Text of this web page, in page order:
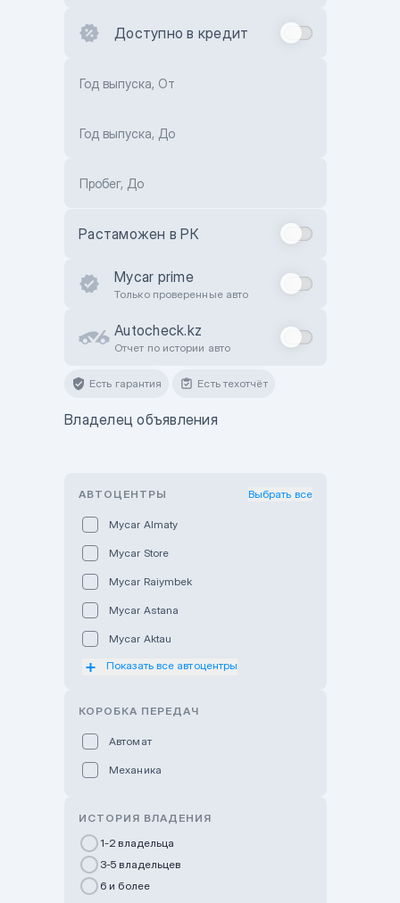
Доступно в кредит
Год выпуска, От
Год выпуска, До
Пробег, До
Растаможен в РК
Mycar prime
Только проверенные авто
Autocheck.kz
Отчет по истории авто
Есть гарантия Есть техотчёт
Владелец объявления
АВТОЦЕНТРЫ Выбрать все
Mycar Almaty
Mycar Store
Mycar Raiymbek
Mycar Astana
Mycar Aktau
Mycar Uralsk
GWM Nurly Zhol
Chery Astana
Показать все автоцентры
КОРОБКА ПЕРЕДАЧ
Автомат
Механика
ИСТОРИЯ ВЛАДЕНИЯ
1-2 владельца
3-5 владельцев
6 и более